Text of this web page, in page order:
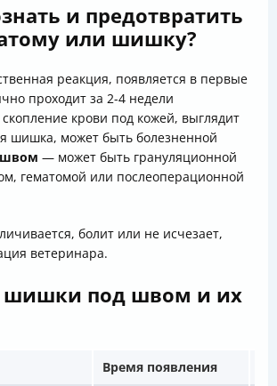
и предотвратить
или шишку?
реакция, появляется в первые
проходит за 2-4 недели
крови под кожей, выглядит
шишка, может быть болезненной
— может быть грануляционной
гематомой или послеоперационной
болит или не исчезает,
ветеринара.
под швом и их
Время появления